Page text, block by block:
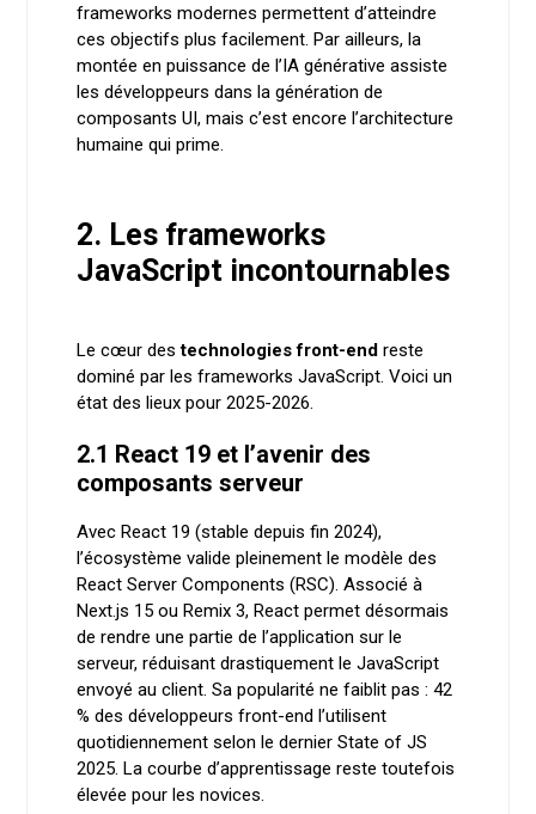
frameworks modernes permettent d’atteindre
ces objectifs plus facilement. Par ailleurs, la
montée en puissance de l’IA générative assiste
les développeurs dans la génération de
composants UI, mais c’est encore l’architecture
humaine qui prime.
2. Les frameworks
JavaScript incontournables
Le cœur destechnologies front-end reste
dominé par les frameworks JavaScript. Voici un
état des lieux pour 2025-2026.
2.1 React 19 et l’avenir des
composants serveur
Avec React 19 (stable depuis fin 2024),
l’écosystème valide pleinement le modèle des
React Server Components (RSC). Associé à
Next.js 15 ou Remix 3, React permet désormais
de rendre une partie de l’application sur le
serveur, réduisant drastiquement le JavaScript
envoyé au client. Sa popularité ne faiblit pas : 42
% des développeurs front-end l’utilisent
quotidiennement selon le dernier State of JS
2025. La courbe d’apprentissage reste toutefois
élevée pour les novices.